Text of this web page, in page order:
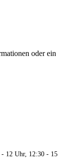
oder ein
12 Uhr, 12:30 - 15